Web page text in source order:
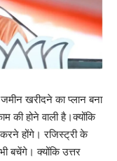
खरीदने का प्लान बना
की होने वाली है।क्योंकि
होंगे। रजिस्ट्री के
क्योंकि उत्तर